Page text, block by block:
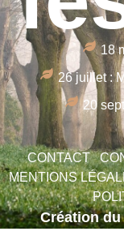
18
26 juillet :
20
CONTACT
MENTIONS
Création